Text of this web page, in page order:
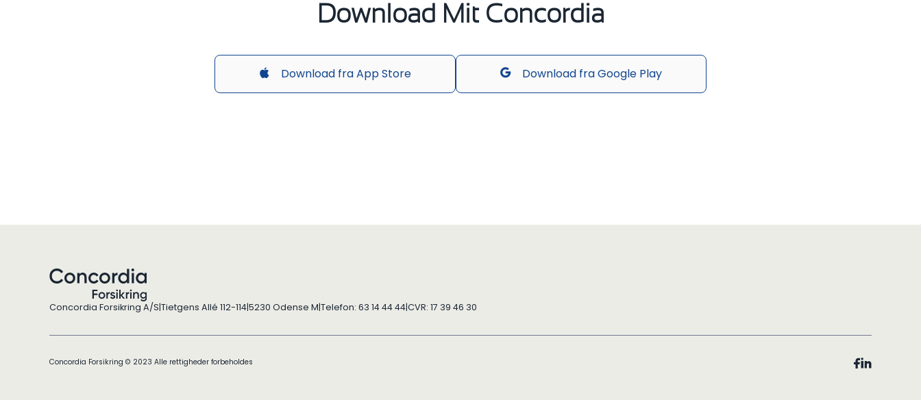
Download Mit Concordia
Download fra App Store Download fra Google Play
Concordia Forsikring A/S|Tietgens Allé 112-114|5230 Odense M|Telefon: 63 14 44 44|CVR: 17 39 46 30
Concordia Forsikring © 2023 Alle rettigheder forbeholdes